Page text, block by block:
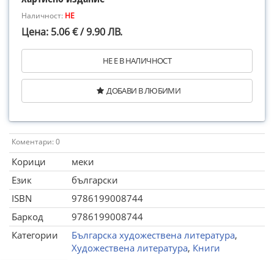
Наличност: НЕ
Цена: 5.06 € / 9.90 ЛВ.
НЕ Е В НАЛИЧНОСТ
ДОБАВИ В ЛЮБИМИ
Коментари: 0
Корици
меки
Език
български
ISBN
9786199008744
Баркод
9786199008744
Категории
Българска художествена литература,
Художествена литература, Книги